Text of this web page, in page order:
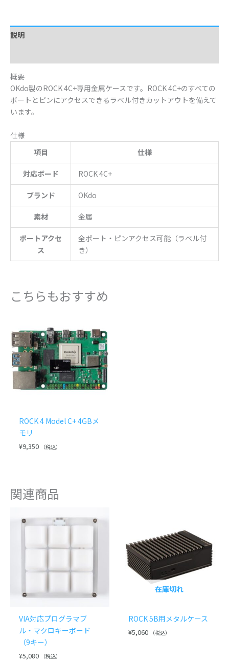
説明
概要
OKdo製のROCK 4C+専用金属ケースです。ROCK 4C+のすべての
ポートとピンにアクセスできるラベル付きカットアウトを備えて
います。
仕様
項目
仕様
対応ボード ROCK 4C+
ブランド OKdo
素材 金属
ポートアクセ
ス
全ポート・ピンアクセス可能（ラベル付
き）
こちらもおすすめ
ROCK 4 Model C+ 4GBメ
モリ
¥9,350 （税込）
関連商品
VIA対応プログラマブ
ル・マクロキーボード
（9キー）
¥5,080 （税込）
在庫切れ
ROCK 5B用メタルケース
¥5,060 （税込）